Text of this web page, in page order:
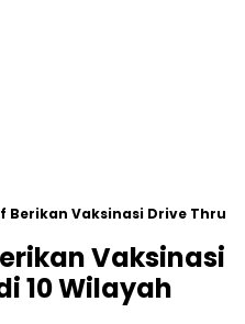
Berikan Vaksinasi Drive Thru
Vaksinasi
10 Wilayah